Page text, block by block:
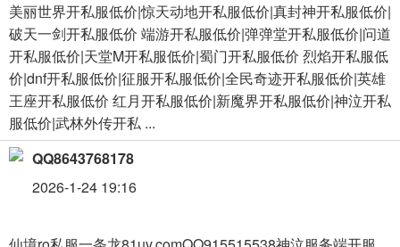
美丽世界开私服低价|惊天动地开私服低价|真封神开私服低价|
破天一剑开私服低价 端游开私服低价|弹弹堂开私服低价|问道
开私服低价|天堂M开私服低价|蜀门开私服低价 烈焰开私服低
价|dnf开私服低价|征服开私服低价|全民奇迹开私服低价|英雄
王座开私服低价 红月开私服低价|新魔界开私服低价|神泣开私
服低价|武林外传开私 ...
QQ8643768178
2026-1-24 19:16